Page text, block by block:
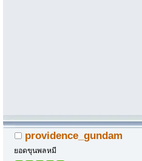
providence_gundam
ยอดขุนพลหมี